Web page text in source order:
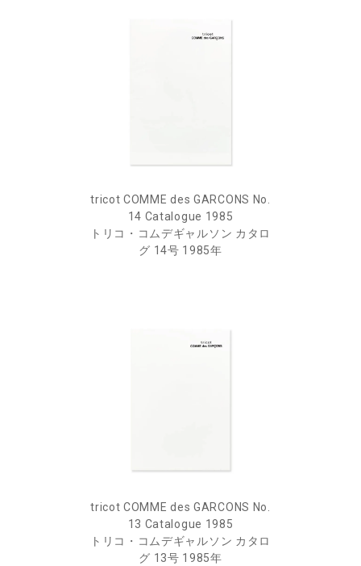
tricot COMME des GARCONS No.
14 Catalogue 1985
トリコ・コムデギャルソン カタロ
グ 14号 1985年
tricot COMME des GARCONS No.
13 Catalogue 1985
トリコ・コムデギャルソン カタロ
グ 13号 1985年